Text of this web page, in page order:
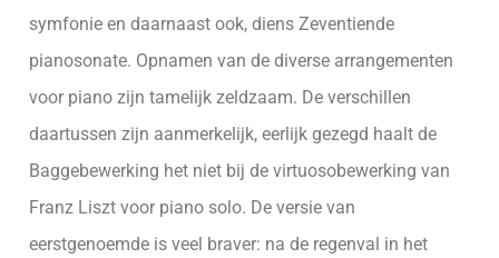
symfonie en daarnaast ook, diens Zeventiende
pianosonate. Opnamen van de diverse arrangementen
voor piano zijn tamelijk zeldzaam. De verschillen
daartussen zijn aanmerkelijk, eerlijk gezegd haalt de
Baggebewerking het niet bij de virtuosobewerking van
Franz Liszt voor piano solo. De versie van
eerstgenoemde is veel braver: na de regenval in het